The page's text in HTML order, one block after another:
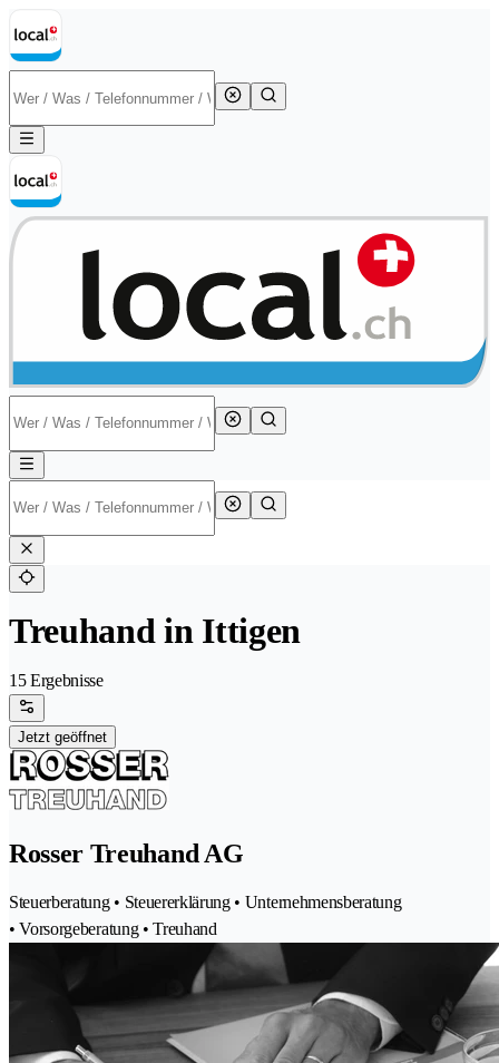
Treuhand in Ittigen
15 Ergebnisse
Jetzt geöffnet
Rosser Treuhand AG
Steuerberatung • Steuererklärung • Unternehmensberatung
• Vorsorgeberatung • Treuhand